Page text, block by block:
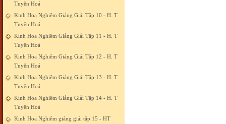
Tuyên Hoá
Kinh Hoa Nghiêm Giảng Giải Tập 10 - H. T
Tuyên Hoá
Kinh Hoa Nghiêm Giảng Giải Tập 11 - H. T
Tuyên Hoá
Kinh Hoa Nghiêm Giảng Giải Tập 12 - H. T
Tuyên Hoá
Kinh Hoa Nghiêm Giảng Giải Tập 13 - H. T
Tuyên Hoá
Kinh Hoa Nghiêm Giảng Giải Tập 14 - H. T
Tuyên Hoá
Kinh Hoa Nghiêm giảng giải tập 15 - HT